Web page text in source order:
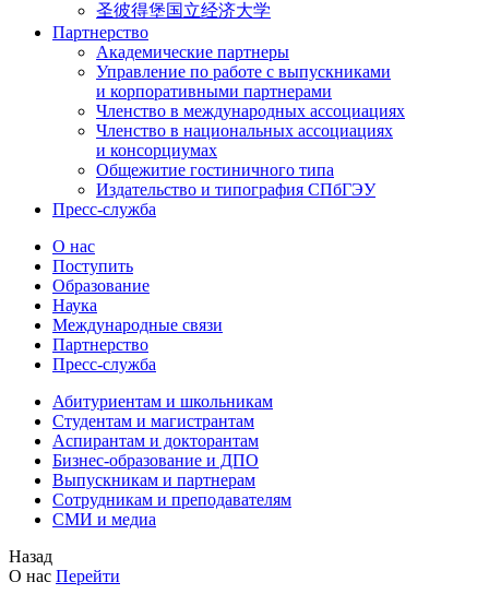
圣彼得堡国立经济大学
Партнерство
Академические партнеры
Управление по работе с выпускниками
и корпоративными партнерами
Членство в международных ассоциациях
Членство в национальных ассоциациях
и консорциумах
Общежитие гостиничного типа
Издательство и типография СПбГЭУ
Пресс-служба
О нас
Поступить
Образование
Наука
Международные связи
Партнерство
Пресс-служба
Абитуриентам и школьникам
Студентам и магистрантам
Аспирантам и докторантам
Бизнес-образование и ДПО
Выпускникам и партнерам
Сотрудникам и преподавателям
СМИ и медиа
Назад
О нас Перейти